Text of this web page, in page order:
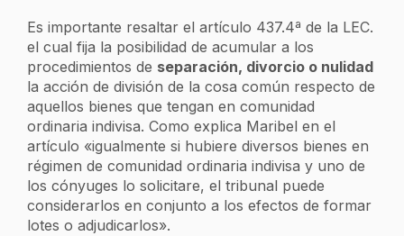
Es importante resaltar el artículo 437.4ª de la LEC.
el cual fija la posibilidad de acumular a los
procedimientos de separación, divorcio o nulidad
la acción de división de la cosa común respecto de
aquellos bienes que tengan en comunidad
ordinaria indivisa. Como explica Maribel en el
artículo «igualmente si hubiere diversos bienes en
régimen de comunidad ordinaria indivisa y uno de
los cónyuges lo solicitare, el tribunal puede
considerarlos en conjunto a los efectos de formar
lotes o adjudicarlos».